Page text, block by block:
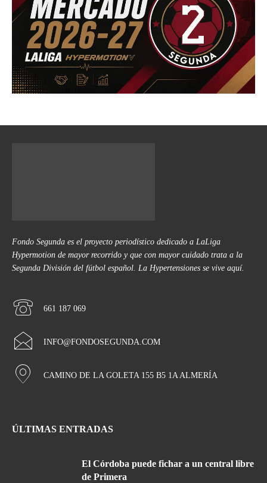
Fondo Segunda es el proyecto periodístico dedicado a LaLiga
Hypermotion de mayor recorrido y que con mayor cuidado trata a la
Segunda División del fútbol español. La Hypertensiones se vive aquí.
661 187 069
INFO@FONDOSEGUNDA.COM
CAMINO DE LA GOLETA 155 B5 1A ALMERÍA
ÚLTIMAS ENTRADAS
El Córdoba puede fichar a un central libre
de Primera